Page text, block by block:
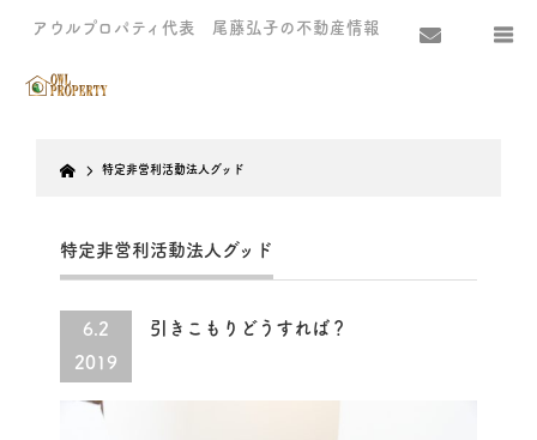
アウルプロパティ代表 尾藤弘子の不動産情報
Home特定非営利活動法人グッド
特定非営利活動法人グッド
6.2
2019
引きこもりどうすれば？